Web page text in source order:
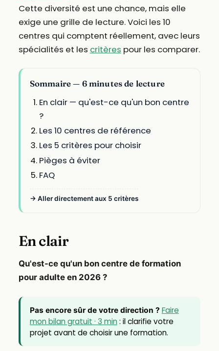
Cette diversité est une chance, mais elle
exige une grille de lecture. Voici les 10
centres qui comptent réellement, avec leurs
spécialités et les critères pour les comparer.
Sommaire — 6 minutes de lecture
En clair — qu'est-ce qu'un bon centre
?
Les 10 centres de référence
Les 5 critères pour choisir
Pièges à éviter
FAQ
→ Aller directement aux 5 critères
En clair
Qu'est-ce qu'un bon centre de formation
pour adulte en 2026 ?
Pas encore sûr de votre direction ? Faire
mon bilan gratuit · 3 min: il clarifie votre
projet avant de choisir une formation.